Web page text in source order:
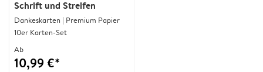
Schrift und Streifen
Dankeskarten | Premium Papier
10er Karten-Set
Ab
10,99 €*